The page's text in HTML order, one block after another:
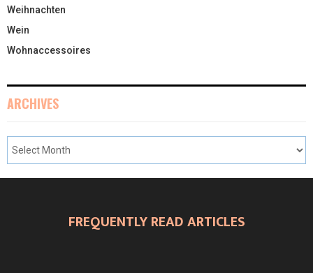
Weihnachten
Wein
Wohnaccessoires
ARCHIVES
FREQUENTLY READ ARTICLES